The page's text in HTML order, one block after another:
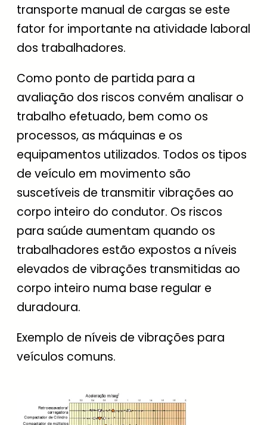
transporte manual de cargas se este
fator for importante na atividade laboral
dos trabalhadores.
Como ponto de partida para a
avaliação dos riscos convém analisar o
trabalho efetuado, bem como os
processos, as máquinas e os
equipamentos utilizados. Todos os tipos
de veículo em movimento são
suscetíveis de transmitir vibrações ao
corpo inteiro do condutor. Os riscos
para saúde aumentam quando os
trabalhadores estão expostos a níveis
elevados de vibrações transmitidas ao
corpo inteiro numa base regular e
duradoura.
Exemplo de níveis de vibrações para
veículos comuns.